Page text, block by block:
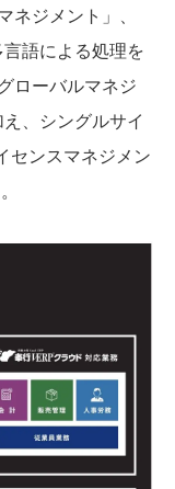
ジメント」、
語による処理を
ローバルマネジ
、シングルサイ
センスマネジメン